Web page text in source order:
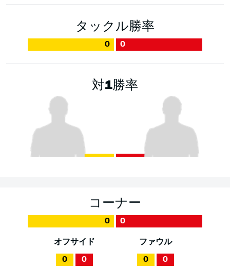
タックル勝率
0 0
対1勝率
コーナー
0 0
オフサイド
0 0
ファウル
0 0